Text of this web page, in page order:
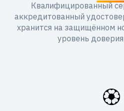
Квалифицированный
аккредитованный
хранится на защищённом
уровень
🏵️